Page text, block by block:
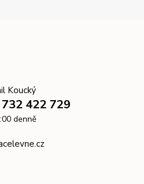
Koucký
422 729
denně